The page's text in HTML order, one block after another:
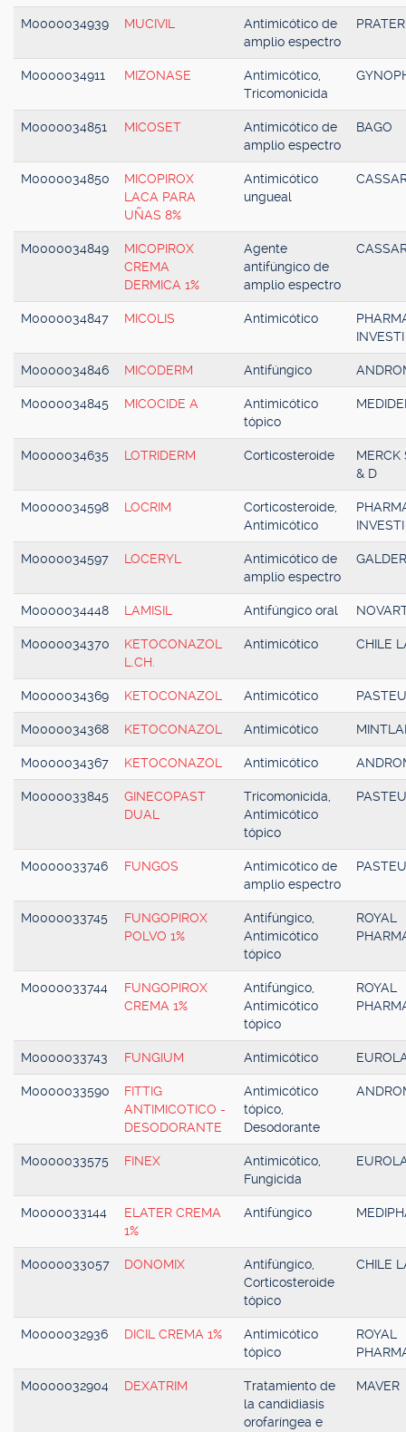
M0000034939 MUCIVIL
Antimicótico de
amplio espectro
PRATER
M0000034911 MIZONASE
Antimicótico,
Tricomonicida
M0000034851 MICOSET
Antimicótico de
amplio espectro
BAGO
M0000034850
MICOPIROX
LACA PARA
UÑAS 8%
Antimicótico
ungueal
M0000034849
MICOPIROX
CREMA
DERMICA 1%
Agente
antifúngico de
amplio espectro
M0000034847 MICOLIS Antimicótico
INVESTI
M0000034846 MICODERM Antifúngico
M0000034845 MICOCIDE A
Antimicótico
tópico
M0000034635 LOTRIDERM Corticosteroide
MERCK
& D
M0000034598 LOCRIM
Corticosteroide,
Antimicótico
INVESTI
M0000034597 LOCERYL
Antimicótico de
amplio espectro
M0000034448 LAMISIL Antifúngico oral
M0000034370
KETOCONAZOL
L.CH.
Antimicótico CHILE
M0000034369 KETOCONAZOL Antimicótico
M0000034368 KETOCONAZOL Antimicótico
M0000034367 KETOCONAZOL Antimicótico
M0000033845
GINECOPAST
DUAL
Tricomonicida,
Antimicótico
tópico
M0000033746 FUNGOS
Antimicótico de
amplio espectro
M0000033745
FUNGOPIROX
POLVO 1%
Antifúngico,
Antimicótico
tópico
ROYAL
M0000033744
FUNGOPIROX
CREMA 1%
Antifúngico,
Antimicótico
tópico
ROYAL
M0000033743 FUNGIUM Antimicótico
M0000033590
FITTIG
ANTIMICOTICO -
DESODORANTE
Antimicótico
tópico,
Desodorante
M0000033575 FINEX
Antimicótico,
Fungicida
M0000033144
ELATER CREMA
1%
Antifúngico
M0000033057 DONOMIX
Antifúngico,
Corticosteroide
tópico
CHILE
M0000032936 DICIL CREMA 1%
Antimicótico
tópico
ROYAL
M0000032904 DEXATRIM
Tratamiento de
la candidiasis
orofaríngea e
MAVER